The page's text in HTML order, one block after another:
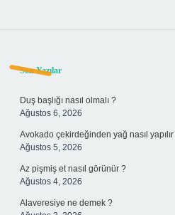
Sidebar
Son Yazılar
Duş başlığı nasıl olmalı ?
Ağustos 6, 2026
Avokado çekirdeğinden yağ nasıl
Ağustos 5, 2026
Az pişmiş et nasıl görünür ?
Ağustos 4, 2026
Alaveresiye ne demek ?